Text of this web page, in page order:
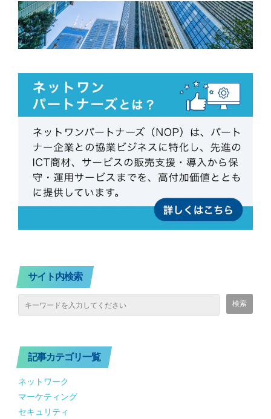
サイト内検索
記事カテゴリ一覧
ネットワーク
マーケティング
セキュリティ